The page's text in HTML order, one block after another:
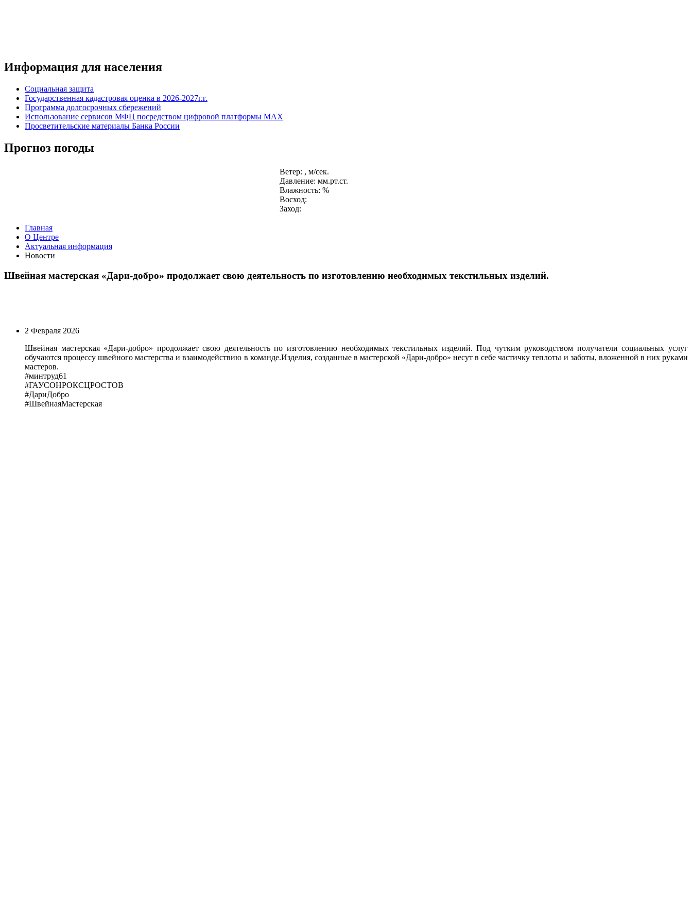
Информация для населения
Социальная защита
Государственная кадастровая оценка в 2026-2027г.г.
Программа долгосрочных сбережений
Использование сервисов МФЦ посредством цифровой платформы MAX
Просветительские материалы Банка России
Прогноз погоды
Ветер: , м/сек.
Давление: мм.рт.ст.
Влажность: %
Восход:
Заход:
Главная
О Центре
Актуальная информация
Новости
Швейная мастерская «Дари-добро» продолжает свою деятельность по изготовлению необходимых текстильных изделий.
2 Февраля 2026
Швейная мастерская «Дари-добро» продолжает свою деятельность по изготовлению необходимых текстильных изделий. Под чутким руководством получатели социальных услуг
обучаются процессу швейного мастерства и взаимодействию в команде.Изделия, созданные в мастерской «Дари-добро» несут в себе частичку теплоты и заботы, вложенной в них руками
мастеров.
#минтруд61
#ГАУСОНРОКСЦРОСТОВ
#ДариДобро
#ШвейнаяМастерская